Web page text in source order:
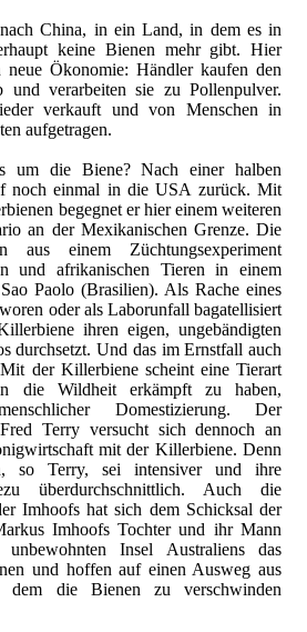
China, in ein Land, in dem es in
keine Bienen mehr gibt. Hier
neue Ökonomie: Händler kaufen den
verarbeiten sie zu Pollenpulver.
verkauft und von Menschen in
aufgetragen.
um die Biene? Nach einer halben
noch einmal in die USA zurück. Mit
begegnet er hier einem weiteren
an der Mexikanischen Grenze. Die
aus einem Züchtungsexperiment
und afrikanischen Tieren in einem
Paolo (Brasilien). Als Rache eines
oder als Laborunfall bagatellisiert
ihren eigen, ungebändigten
durchsetzt. Und das im Ernstfall auch
der Killerbiene scheint eine Tierart
die Wildheit erkämpft zu haben,
Domestizierung. Der
Terry versucht sich dennoch an
mit der Killerbiene. Denn
so Terry, sei intensiver und ihre
überdurchschnittlich. Auch die
Imhoofs hat sich dem Schicksal der
Imhoofs Tochter und ihr Mann
Insel Australiens das
und hoffen auf einen Ausweg aus
dem die Bienen zu verschwinden